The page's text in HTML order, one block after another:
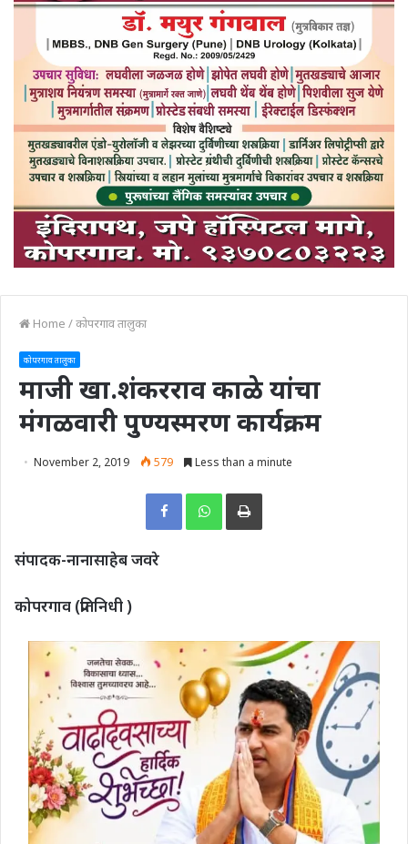
Home /कोपरगाव तालुका
कोपरगाव तालुका
माजी खा.शंकरराव काळे यांचा
मंगळवारी पुण्यस्मरण कार्यक्रम
November 2, 2019 579 Less than a minute
Print
संपादक-नानासाहेब जवरे
कोपरगाव (प्रतिनिधी )